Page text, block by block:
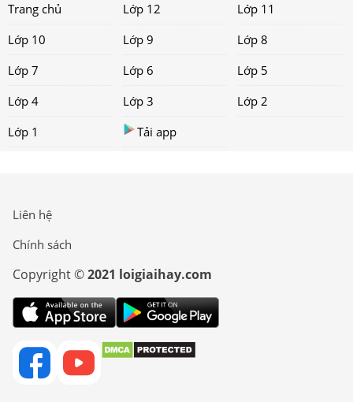
Trang chủ Lớp 12
Lớp 11
Lớp 10
Lớp 9
Lớp 8
Lớp 7
Lớp 6
Lớp 5
Lớp 4
Lớp 3
Lớp 2
Lớp 1
Tải app
Liên hệ
Chính sách
Copyright ©2021 loigiaihay.com